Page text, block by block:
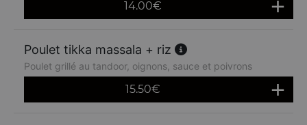
14.00€
Poulet tikka massala + riz
Poulet grillé au tandoor, oignons, sauce et poivrons
15.50€